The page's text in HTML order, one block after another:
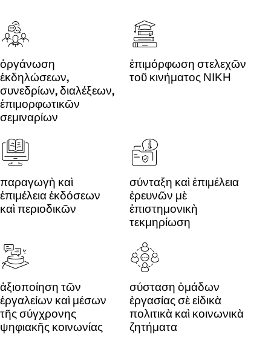
ὀργάνωση
ἐκδηλώσεων,
συνεδρίων, διαλέξεων,
ἐπιμορφωτικῶν
σεμιναρίων
ἐπιμόρφωση στελεχῶν
τοῦ κινήματος ΝΙΚΗ
παραγωγὴ καὶ
ἐπιμέλεια ἐκδόσεων
καὶ περιοδικῶν
σύνταξη καὶ ἐπιμέλεια
ἐρευνῶν μὲ
ἐπιστημονικὴ
τεκμηρίωση
ἀξιοποίηση τῶν
ἐργαλείων καὶ μέσων
τῆς σύγχρονης
ψηφιακῆς κοινωνίας
σύσταση ὁμάδων
ἐργασίας σὲ εἰδικὰ
πολιτικὰ καὶ κοινωνικὰ
ζητήματα